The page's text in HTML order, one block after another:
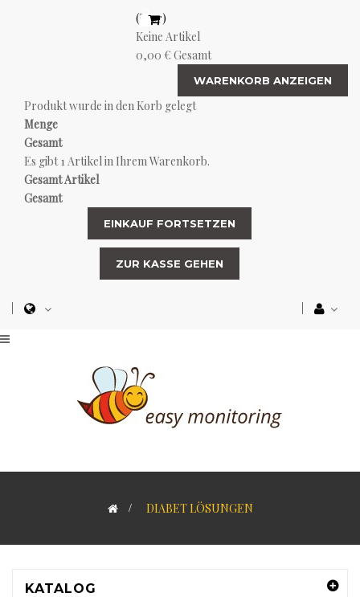
(Leer)
Keine Artikel
0,00 € Gesamt
WARENKORB ANZEIGEN
Produkt wurde in den Korb gelegt
Menge
Gesamt
Es gibt 1 Artikel in Ihrem Warenkorb.
Gesamt Artikel
Gesamt
EINKAUF FORTSETZEN
ZUR KASSE GEHEN
> DIABET LÖSUNGEN
KATALOG